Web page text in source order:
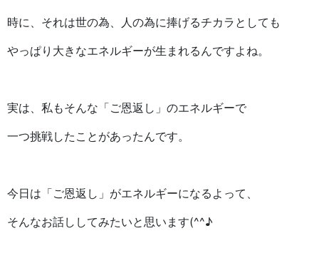
時に、それは世の為、人の為に捧げるチカラとしても
やっぱり大きなエネルギーが生まれるんですよね。
実は、私もそんな「ご恩返し」のエネルギーで
一つ挑戦したことがあったんです。
今日は「ご恩返し」がエネルギーになるよって、
そんなお話ししてみたいと思います(^^♪